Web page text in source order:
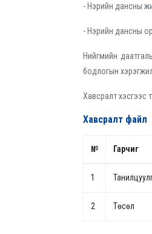
- Нэрийн дансны
- Нэрийн дансны
Нийгмийн
бодлогын
Хавсралт хэсгээс
Хавсралт файл
№ Гарчиг
1
2 Төсөл